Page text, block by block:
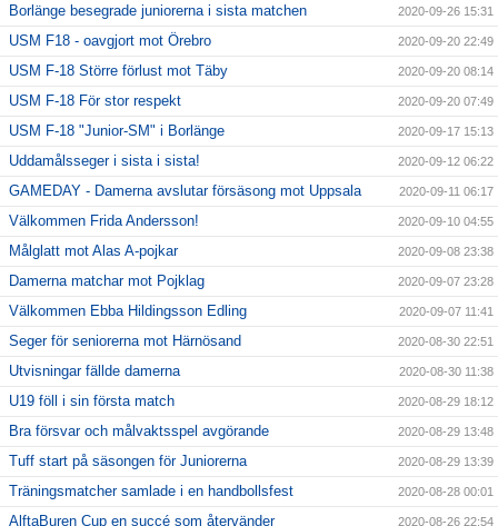
Borlänge besegrade juniorerna i sista matchen 2020-09-26 15:31
USM F18 - oavgjort mot Örebro 2020-09-20 22:49
USM F-18 Större förlust mot Täby 2020-09-20 08:14
USM F-18 För stor respekt 2020-09-20 07:49
USM F-18 "Junior-SM" i Borlänge 2020-09-17 15:13
Uddamålsseger i sista i sista! 2020-09-12 06:22
GAMEDAY - Damerna avslutar försäsong mot Uppsala 2020-09-11 06:17
Välkommen Frida Andersson! 2020-09-10 04:55
Målglatt mot Alas A-pojkar 2020-09-08 23:38
Damerna matchar mot Pojklag 2020-09-07 23:28
Välkommen Ebba Hildingsson Edling 2020-09-07 11:41
Seger för seniorerna mot Härnösand 2020-08-30 22:51
Utvisningar fällde damerna 2020-08-30 11:38
U19 föll i sin första match 2020-08-29 18:12
Bra försvar och målvaktsspel avgörande 2020-08-29 13:48
Tuff start på säsongen för Juniorerna 2020-08-29 13:39
Träningsmatcher samlade i en handbollsfest 2020-08-28 00:01
AlftaBuren Cup en succé som återvänder 2020-08-26 22:54